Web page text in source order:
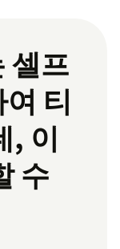
셀프
티
, 이
수